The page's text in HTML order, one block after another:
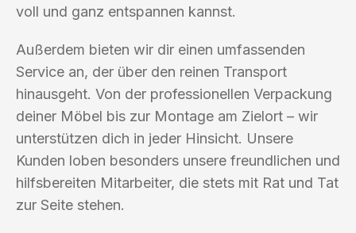
voll und ganz entspannen kannst.
Außerdem bieten wir dir einen umfassenden
Service an, der über den reinen Transport
hinausgeht. Von der professionellen Verpackung
deiner Möbel bis zur Montage am Zielort – wir
unterstützen dich in jeder Hinsicht. Unsere
Kunden loben besonders unsere freundlichen und
hilfsbereiten Mitarbeiter, die stets mit Rat und Tat
zur Seite stehen.